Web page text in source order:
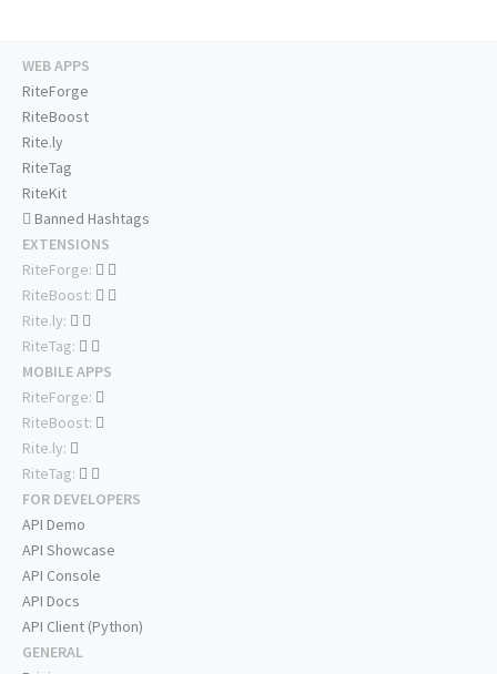
WEB APPS
RiteForge
RiteBoost
Rite.ly
RiteTag
RiteKit
Banned Hashtags
EXTENSIONS
RiteForge:
RiteBoost:
Rite.ly:
RiteTag:
MOBILE APPS
RiteForge:
RiteBoost:
Rite.ly:
RiteTag:
FOR DEVELOPERS
API Demo
API Showcase
API Console
API Docs
API Client (Python)
GENERAL